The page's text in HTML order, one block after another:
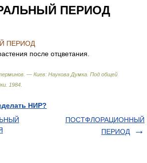
ПЕРИОД
ПЕРИОД
после отцветания.
— Киев: Наукова Думка Под общей
1984
НИР?
ПОСТФЛОРАЦИОННЫЙ
ПЕРИОД